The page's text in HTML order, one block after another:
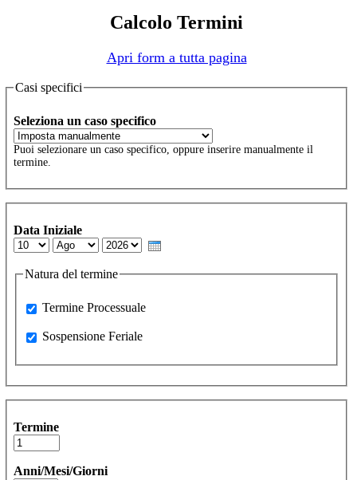
Calcolo Termini
Apri form a tutta pagina
Casi specifici
Seleziona un caso specifico
Puoi selezionare un caso specifico, oppure inserire manualmente il
termine.
Data Iniziale
Day
Month Year
Natura del termine
Processuale
Termine Processuale
Sospensione Feriale
Sospensione Feriale
Termine
Anni/Mesi/Giorni